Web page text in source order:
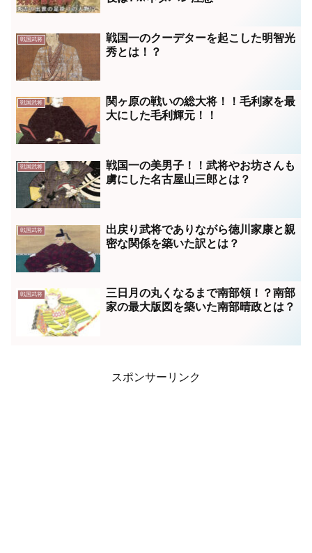
戦国武将
戦国一のクーデターを起こした明智光
秀とは！？
戦国武将
関ヶ原の戦いの総大将！！毛利家を最
大にした毛利輝元！！
戦国武将
戦国一の美男子！！武将やお坊さんも
虜にした名古屋山三郎とは？
戦国武将
出戻り武将でありながら徳川家康と親
密な関係を築いた訳とは？
戦国武将
三日月の丸くなるまで南部領！？南部
家の最大版図を築いた南部晴政とは？
スポンサーリンク